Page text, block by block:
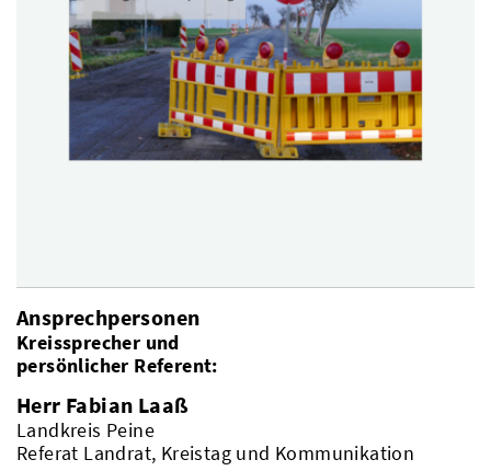
Ansprechpersonen
Kreissprecher und
persönlicher Referent:
Herr Fabian Laaß
Landkreis Peine
Referat Landrat, Kreistag und Kommunikation